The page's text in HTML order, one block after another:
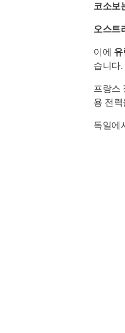
코소보
오스트
이에
습니다.
프랑스
용 전
독일에